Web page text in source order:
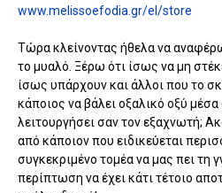
www.melissoefodia.gr/el/store
Τώρα κλείνοντας ήθελα να
το μυαλό. Ξέρω ότι ίσως να μη
ίσως υπάρχουν και άλλοι που το
κάποιος να βάλει οξαλικό οξύ μέσα
λειτουργήσει σαν τον εξαχνωτή;
από κάποιον που ειδικεύεται
συγκεκριμένο τομέα να μας πει τη
περίπτωση να έχει κάτι τέτοιο